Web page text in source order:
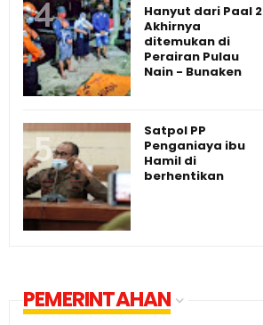
Hanyut dari Paal 2
Akhirnya
ditemukan di
Perairan Pulau
Nain - Bunaken
Satpol PP
Penganiaya ibu
Hamil di
berhentikan
PEMERINTAHAN